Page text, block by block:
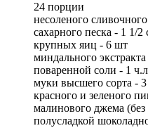
24 порции
несоленого
сахарного песка - 1 1/2
крупных яиц - 6 шт
миндального экстракта
поваренной соли - 1
муки высшего сорта - 3
красного и зеленого
малинового джема (без
полусладкой